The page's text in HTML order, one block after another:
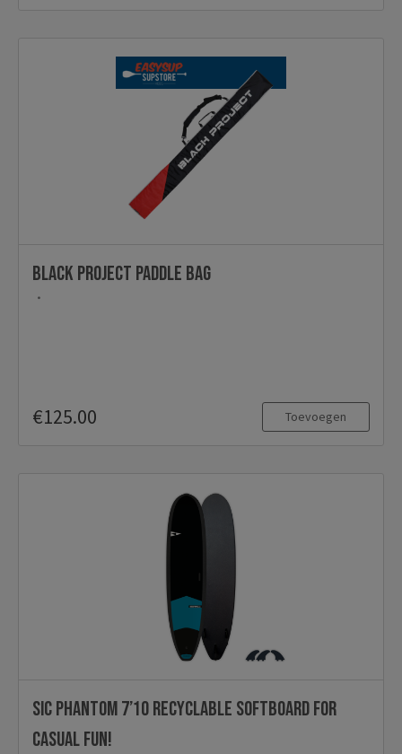
Black Project paddle bag
€125.00 Toevoegen
SIC Phantom 7’10 Recyclable softboard for
casual fun!